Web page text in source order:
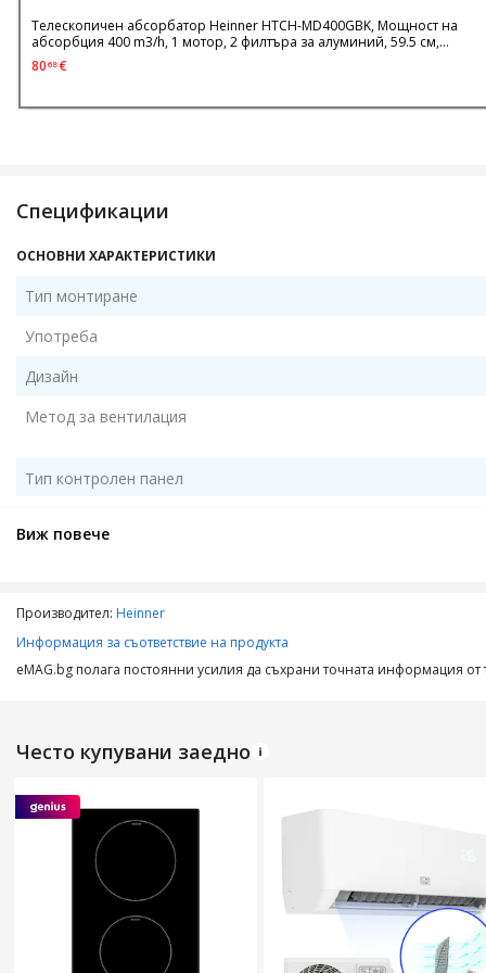
Телескопичен абсорбатор Heinner HTCH-MD400GBK, Мощност на
абсорбция 400 m3/h, 1 мотор, 2 филтъра за алуминий, 59.5 см,
Черен+Стъкло
80 68 €
Спецификации
ОСНОВНИ ХАРАКТЕРИСТИКИ
Тип монтиране
Употреба
Дизайн
Метод за вентилация
Тип контролен панел
Материал филтър
Тип светлина
Функции
ТЕХНИЧЕСКИ ХАРАКТЕРИСТИКИ
Минимален въздушен поток
Mаксимален въздушен поток
Виж повече
Производител: Heinner
Информация за съответствие на продукта
eMAG.bg полага постоянни усилия да съхрани точната информация
Често купувани заедно